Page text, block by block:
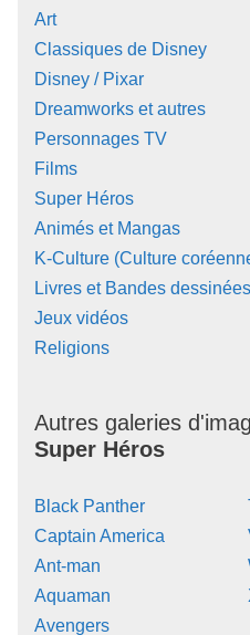
Art
Classiques de Disney
Disney / Pixar
Dreamworks et autres
Personnages TV
Films
Super Héros
Animés et Mangas
K-Culture (Culture
Livres et Bandes dessinées
Jeux vidéos
Religions
Autres galeries
Super Héros
Black Panther
Captain America
Ant-man
Aquaman
Avengers